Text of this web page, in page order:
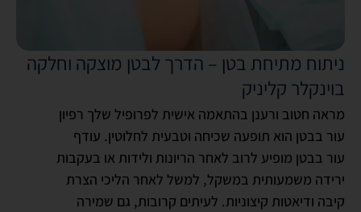
ניתוח מתיחת בטן – הדרך לבטן מוצקה וחלקה
בוינקלר קליניק
מראה חטוב ורענן בהתאמה אישית לפרופיל שלך רפיון
עור בבטן הוא תופעה שכיחה וטבעית לחלוטין. עודף
עור בבטן מופיע לרוב לאחר הריונות ולידות או בעקבות
ירידה משמעותית במשקל, למשל לאחר הליכי הצרת
קיבה ודיאטות קיצוניות. לעיתים קרובות, גם שמירה